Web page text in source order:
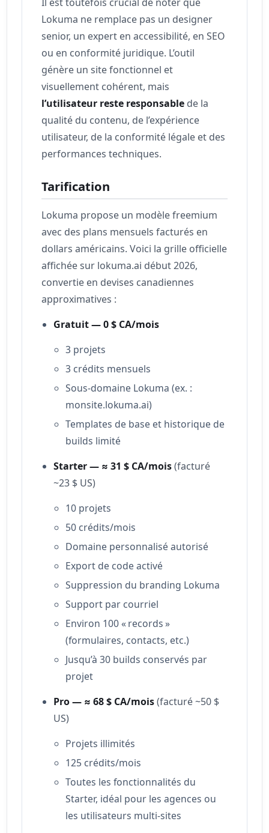
Lokuma ne remplace pas un designer
senior, un expert en accessibilité, en SEO
ou en conformité juridique. L’outil
génère un site fonctionnel et
visuellement cohérent, mais
l’utilisateur reste responsable de la
qualité du contenu, de l’expérience
utilisateur, de la conformité légale et des
performances techniques.
Tarification
Lokuma propose un modèle freemium
avec des plans mensuels facturés en
dollars américains. Voici la grille officielle
affichée sur lokuma.ai début 2026,
convertie en devises canadiennes
approximatives :
Gratuit — 0 $ CA/mois
3 projets
3 crédits mensuels
Sous-domaine Lokuma (ex. :
monsite.lokuma.ai)
Templates de base et historique de
builds limité
Starter — ≈ 31 $ CA/mois(facturé
~23 $ US)
10 projets
50 crédits/mois
Domaine personnalisé autorisé
Export de code activé
Suppression du branding Lokuma
Support par courriel
Environ 100 « records »
(formulaires, contacts, etc.)
Jusqu’à 30 builds conservés par
projet
Pro — ≈ 68 $ CA/mois(facturé ~50 $
US)
Projets illimités
125 crédits/mois
Toutes les fonctionnalités du
Starter, idéal pour les agences ou
les utilisateurs multi-sites